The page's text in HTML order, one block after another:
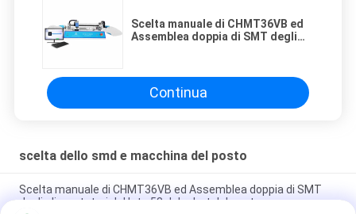
Scelta manuale di CHMT36VB ed
Assemblea doppia di SMT degli
Continua
scelta dello smd e macchina del posto
Scelta manuale di CHMT36VB ed Assemblea doppia di SMT
degli alimentatori del lato 58 del robot del posto